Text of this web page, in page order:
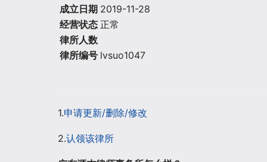
成立日期 2019-11-28
经营状态 正常
律所人数
律所编号 lvsuo1047
1.申请更新/删除/修改
2.认领该律所